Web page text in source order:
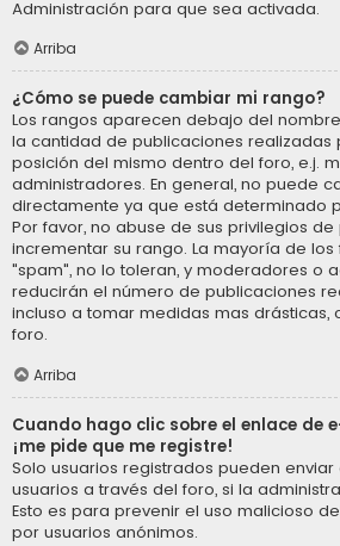
Administración para que sea activada.
Arriba
¿Cómo se puede cambiar mi rango?
Los rangos aparecen debajo del
la cantidad de publicaciones realizadas
posición del mismo dentro del foro, e.j.
administradores. En general, no puede
directamente ya que está determinado
Por favor, no abuse de sus privilegios
incrementar su rango. La mayoría de
"spam", no lo toleran, y moderadores o
reducirán el número de publicaciones
incluso a tomar medidas mas drásticas,
foro.
Arriba
Cuando hago clic sobre el enlace de
¡me pide que me registre!
Solo usuarios registrados pueden
usuarios a través del foro, si la
Esto es para prevenir el uso malicioso
por usuarios anónimos.